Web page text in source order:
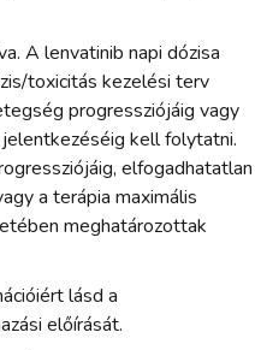
A lenvatinib napi dózisa
toxicitás kezelési terv
progressziójáig vagy
kell folytatni.
elfogadhatatlan
a terápia maximális
meghatározottak
lásd a
előírását.